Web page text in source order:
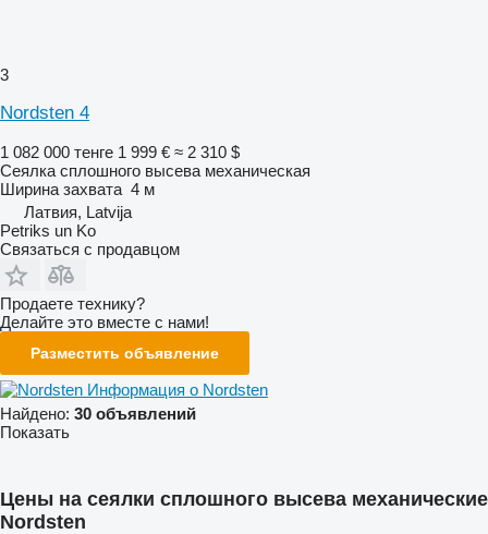
3
Nordsten 4
1 082 000 тенге 1 999 € ≈ 2 310 $
Сеялка сплошного высева механическая
Ширина захвата 4 м
Латвия, Latvija
Petriks un Ko
Связаться с продавцом
Продаете технику?
Делайте это вместе с нами!
Разместить объявление
Информация о Nordsten
Найдено: 30 объявлений
Показать
Цены на сеялки сплошного высева механические
Nordsten